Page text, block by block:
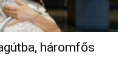
háromfős